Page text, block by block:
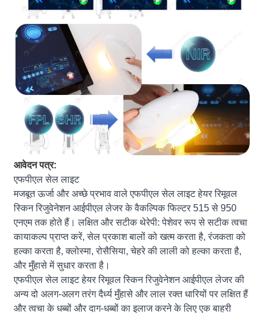
आवेदन पत्र:
एफपीएल सेल लाइट
मजबूत ऊर्जा और अच्छे प्रभाव वाले एफपीएल सेल लाइट हेयर रिमूवल
स्किन रिजुवेनेशन आईपीएल लेजर के वैकल्पिक फिल्टर 515 से 950
एनएम तक होते हैं। लक्षित और सटीक थेरेपी: पेशेवर रूप से सटीक त्वचा
कायाकल्प प्राप्त करें, सेल प्रकाश बालों को खत्म करता है, रंजकता को
हल्का करता है, क्लोस्मा, रोसैसिया, चेहरे की लाली को हल्का करता है,
और मुँहासे में सुधार करता है।
एफपीएल सेल लाइट हेयर रिमूवल स्किन रिजुवेनेशन आईपीएल लेजर की
अन्य दो अलग-अलग तरंग दैर्ध्य मुँहासे और लाल रक्त धारियों पर लक्षित हैं
और त्वचा के धब्बों और दाग-धब्बों का इलाज करने के लिए एक बाहरी